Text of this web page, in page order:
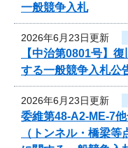
一般競争入札
2026年6月23日更新
【中治第0801号
する一般競争入札公
2026年6月23日更新
委維第48-A2-ME-7
（トンネル・橋梁